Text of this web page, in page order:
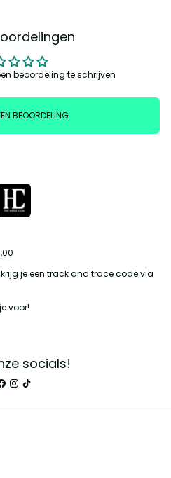
beoordeling te schrijven
BEOORDELING
je een track and trace code via
voor!
socials!